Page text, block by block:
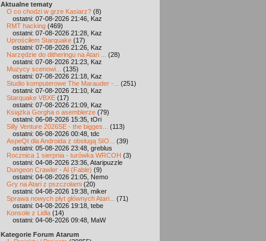
Aktualne tematy
O co chodzi w grze Kasiarz? (8)
ostatni: 07-08-2026 21:46, Kaz
RMT hacking (469)
ostatni: 07-08-2026 21:28, Kaz
Uprościłem Starquake (17)
ostatni: 07-08-2026 21:26, Kaz
Narzędzie do ditheringu na Atari ...
(28)
ostatni: 07-08-2026 21:23, Kaz
Muzycy scenowi...
(135)
ostatni: 07-08-2026 21:18, Kaz
Studio komputerowe The Marauder -...
(251)
ostatni: 07-08-2026 21:10, Kaz
Starquake VBXE (17)
ostatni: 07-08-2026 21:09, Kaz
Książka Gorgha o asemblerze (79)
ostatni: 06-08-2026 15:35, tOri
Silly Venture 2026SE - the bigges...
(113)
ostatni: 06-08-2026 00:48, tdc
AspeQt dla Androida z obsługą SIO...
(39)
ostatni: 05-08-2026 23:48, greblus
Rocznica 1 sierpnia - turówka WRCOH (3)
ostatni: 04-08-2026 23:36, Ataripuzzle
Dungeon Crawler - AI (Fable) (9)
ostatni: 04-08-2026 21:05, Nemo
Gry na Atari z pszczołami (20)
ostatni: 04-08-2026 19:38, miker
Sprawa nowych płyt głównych Atari...
(71)
ostatni: 04-08-2026 19:18, tebe
Konsole z Lidla (14)
ostatni: 04-08-2026 09:48, MaW
Kategorie Forum Atarum